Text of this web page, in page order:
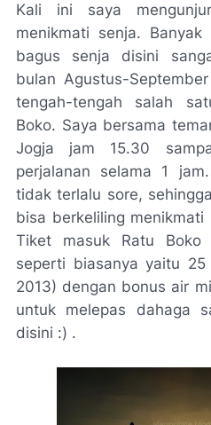
Kali ini saya
menikmati senja.
bagus senja disini
bulan Agustus-
tengah-tengah salah
Boko. Saya bersama
Jogja jam 15.30
perjalanan selama 1
tidak terlalu sore,
bisa berkeliling
Tiket masuk Ratu
seperti biasanya yaitu
2013) dengan bonus air
untuk melepas dahaga
disini :) .